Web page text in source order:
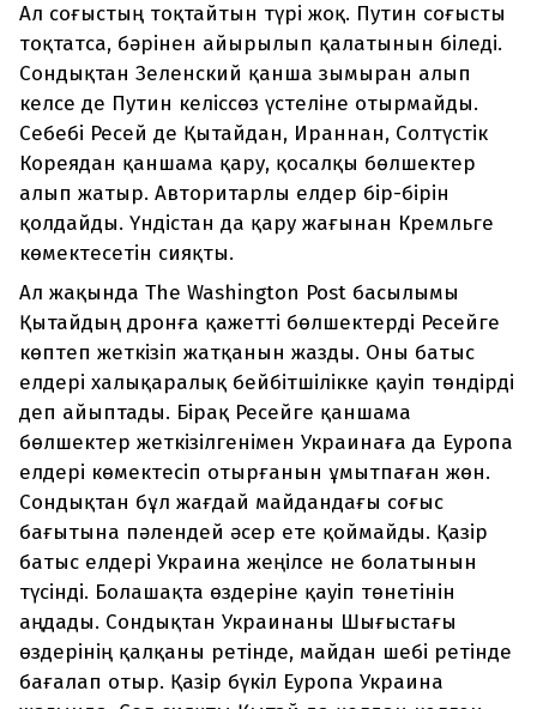
Ал соғыстың тоқтайтын түрі жоқ. Путин соғысты
тоқтатса, бәрінен айырылып қалатынын біледі.
Сондықтан Зеленский қанша зымыран алып
келсе де Путин келіссөз үстеліне отырмайды.
Себебі Ресей де Қытайдан, Ираннан, Солтүстік
Кореядан қаншама қару, қосалқы бөлшектер
алып жатыр. Авторитарлы елдер бір-бірін
қолдайды. Үндістан да қару жағынан Кремльге
көмектесетін сияқты.
Ал жақында The Washington Post басылымы
Қытайдың дронға қажетті бөлшектерді Ресейге
көптеп жеткізіп жатқанын жазды. Оны батыс
елдері халықаралық бейбітшілікке қауіп төндірді
деп айыптады. Бірақ Ресейге қаншама
бөлшектер жеткізілгенімен Украинаға да Еуропа
елдері көмектесіп отырғанын ұмытпаған жөн.
Сондықтан бұл жағдай майдандағы соғыс
бағытына пәлендей әсер ете қоймайды. Қазір
батыс елдері Украина жеңілсе не болатынын
түсінді. Болашақта өздеріне қауіп төнетінін
аңдады. Сондықтан Украинаны Шығыстағы
өздерінің қалқаны ретінде, майдан шебі ретінде
бағалап отыр. Қазір бүкіл Еуропа Украина